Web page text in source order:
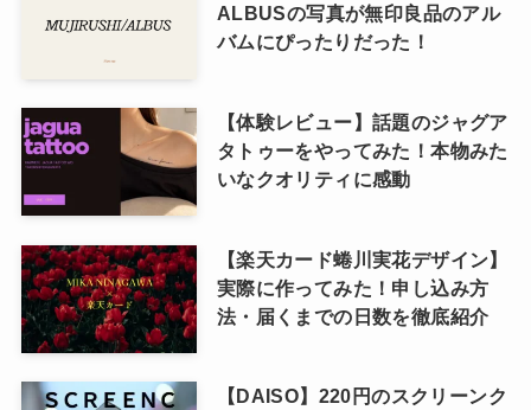
ALBUSの写真が無印良品のアル
バムにぴったりだった！
【体験レビュー】話題のジャグア
タトゥーをやってみた！本物みた
いなクオリティに感動
【楽天カード蜷川実花デザイン】
実際に作ってみた！申し込み方
法・届くまでの日数を徹底紹介
【DAISO】220円のスクリーンク